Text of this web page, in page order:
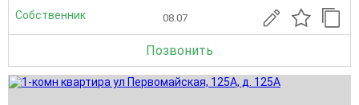
Собственник 08.07
Позвонить